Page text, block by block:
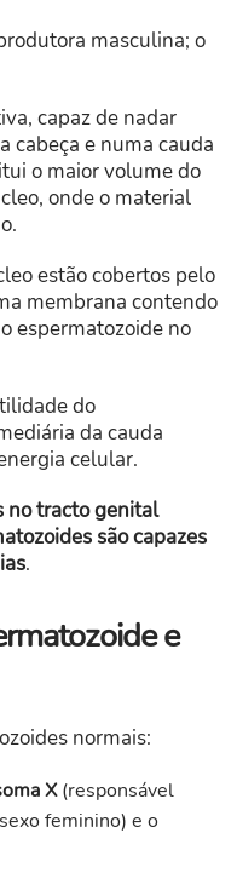
masculina; o
capaz de nadar
cabeça e numa cauda
o maior volume do
onde o material
estão cobertos pelo
membrana contendo
espermatozoide no
do
da cauda
celular.
no tracto genital
são capazes
.
e
normais:
X(responsável
feminino) e o